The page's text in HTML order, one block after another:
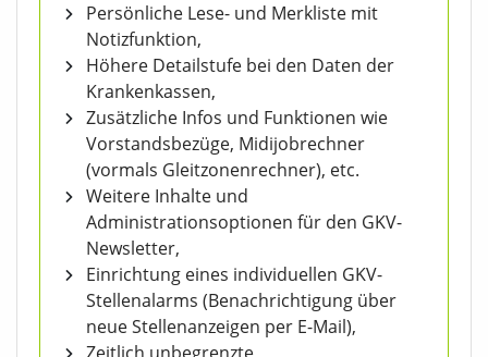
Persönliche Lese- und Merkliste mit
Notizfunktion,
Höhere Detailstufe bei den Daten der
Krankenkassen,
Zusätzliche Infos und Funktionen wie
Vorstandsbezüge, Midijobrechner
(vormals Gleitzonenrechner), etc.
Weitere Inhalte und
Administrationsoptionen für den GKV-
Newsletter,
Einrichtung eines individuellen GKV-
Stellenalarms (Benachrichtigung über
neue Stellenanzeigen per E-Mail),